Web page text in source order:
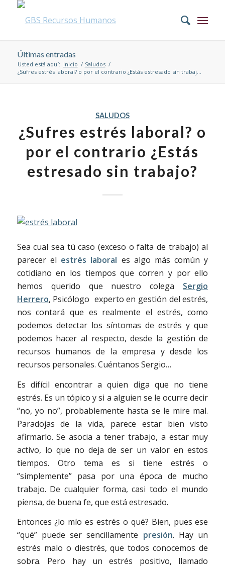
Últimas entradas
Usted está aquí: Inicio / Saludos /
¿Sufres estrés laboral? o por el contrario ¿Estás estresado sin trabaj...
SALUDOS
¿Sufres estrés laboral? o
por el contrario ¿Estás
estresado sin trabajo?
Sea cual sea tú caso (exceso o falta de trabajo) al
parecer el estrés laboral es algo más común y
cotidiano en los tiempos que corren y por ello
hemos querido que nuestro colega Sergio
Herrero, Psicólogo experto en gestión del estrés,
nos contará que es realmente el estrés, como
podemos detectar los síntomas de estrés y que
podemos hacer al respecto, desde la gestión de
recursos humanos de la empresa y desde los
recursos personales. Cuéntanos Sergio…
Es difícil encontrar a quien diga que no tiene
estrés. Es un tópico y si a alguien se le ocurre decir
“no, yo no”, probablemente hasta se le mire mal.
Paradojas de la vida, parece estar bien visto
afirmarlo. Se asocia a tener trabajo, a estar muy
activo, lo que no deja de ser un valor en estos
tiempos. Otro tema es si tiene estrés o
“simplemente” pasa por una época de mucho
trabajo. De cualquier forma, casi todo el mundo
piensa, de buena fe, que está estresado.
Entonces ¿lo mío es estrés o qué? Bien, pues ese
“qué” puede ser sencillamente presión. Hay un
estrés malo o diestrés, que todos conocemos de
sobra. Pero hay un estrés positivo, llamado